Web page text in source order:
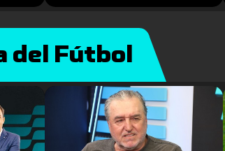
del Fútbol